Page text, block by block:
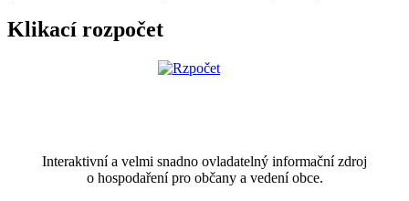
Klikací rozpočet
Interaktivní a velmi snadno ovladatelný informační zdroj
o hospodaření pro občany a vedení obce.